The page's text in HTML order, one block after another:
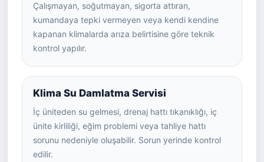
Çalışmayan, soğutmayan, sigorta attıran,
kumandaya tepki vermeyen veya kendi kendine
kapanan klimalarda arıza belirtisine göre teknik
kontrol yapılır.
Klima Su Damlatma Servisi
İç üniteden su gelmesi, drenaj hattı tıkanıklığı, iç
ünite kirliliği, eğim problemi veya tahliye hattı
sorunu nedeniyle oluşabilir. Sorun yerinde kontrol
edilir.